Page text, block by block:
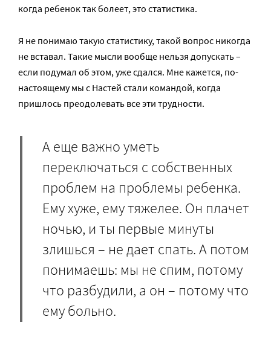
когда ребенок так болеет, это статистика.
Я не понимаю такую статистику, такой вопрос никогда
не вставал. Такие мысли вообще нельзя допускать –
если подумал об этом, уже сдался. Мне кажется, по-
настоящему мы с Настей стали командой, когда
пришлось преодолевать все эти трудности.
А еще важно уметь
переключаться с собственных
проблем на проблемы ребенка.
Ему хуже, ему тяжелее. Он плачет
ночью, и ты первые минуты
злишься – не дает спать. А потом
понимаешь: мы не спим, потому
что разбудили, а он – потому что
ему больно.